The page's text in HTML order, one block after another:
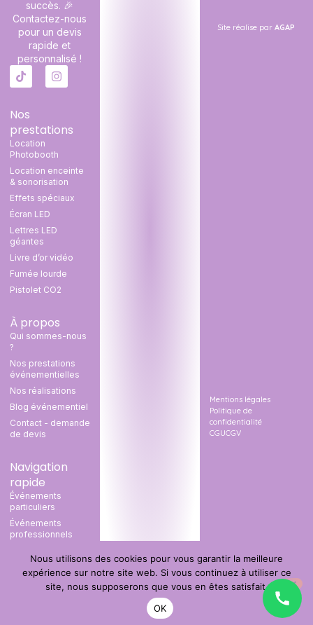
succès. 🎉
Contactez-nous
pour un devis
rapide et
personnalisé !
Nos
prestations
Location
Photobooth
Location enceinte
& sonorisation
Effets spéciaux
Écran LED
Lettres LED
géantes
Livre d’or vidéo
Fumée lourde
Pistolet CO2
À propos
Qui sommes-nous
?
Nos prestations
événementielles
Nos réalisations
Blog événementiel
Contact - demande
de devis
Navigation
rapide
Événements
particuliers
Événements
professionnels
d’événement
Catalogue
Site réalise parAGAP
Mentions légales
Politique de
confidentialité
CGUCGV
Nous utilisons des cookies pour vous garantir la meilleure
expérience sur notre site web. Si vous continuez à utiliser ce
site, nous supposerons que vous en êtes satisfait.
OK